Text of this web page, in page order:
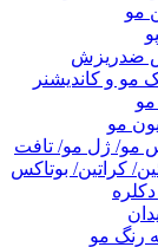
مو
ضدریزش
مو و کاندیشنر
مو
مو/ ژل مو/ تافت
کراتین/ بوتاکس
دکلره
رنگ مو